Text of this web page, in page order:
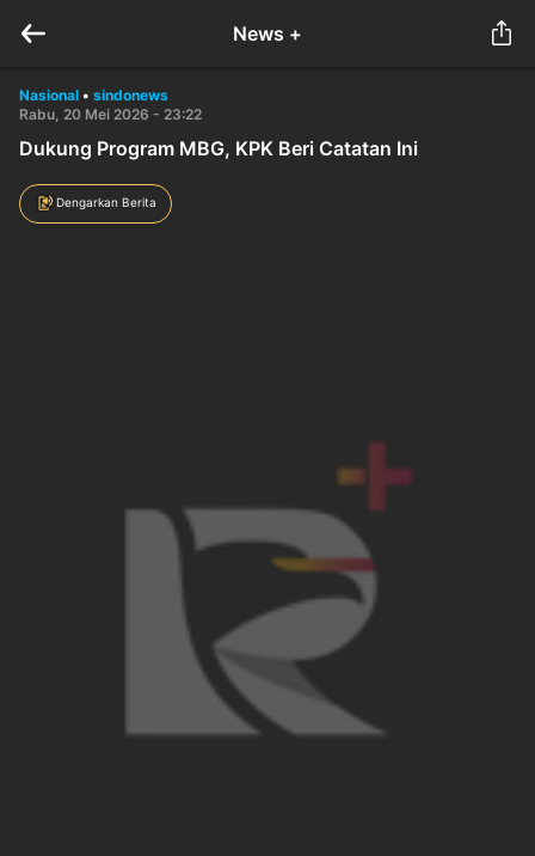
News +
Nasional • sindonews
Rabu, 20 Mei 2026 - 23:22
Dukung Program MBG, KPK Beri Catatan Ini
Dengarkan Berita